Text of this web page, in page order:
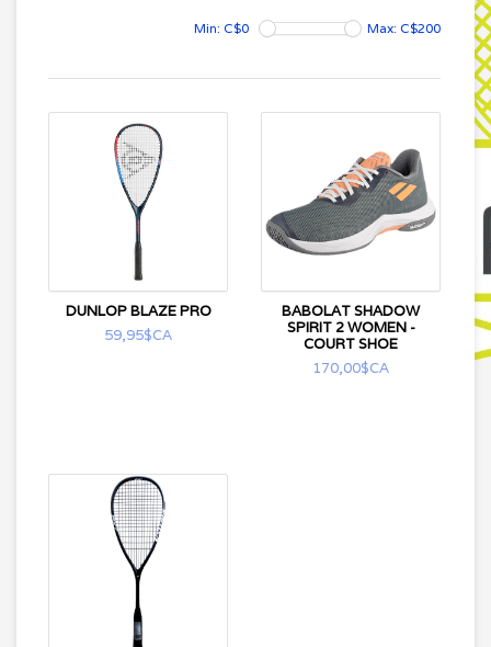
Min: C$0 Max: C$200
DUNLOP BLAZE PRO
59,95$CA
BABOLAT SHADOW
SPIRIT 2 WOMEN -
COURT SHOE
170,00$CA